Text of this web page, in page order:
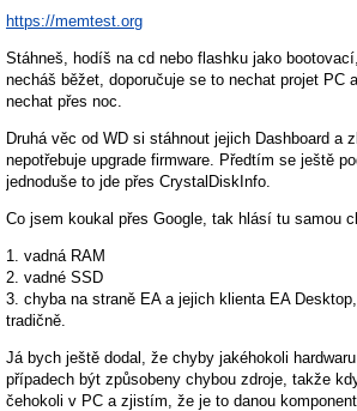
https://memtest.org
Stáhneš, hodíš na cd nebo flashku jako
necháš běžet, doporučuje se to nechat projet PC
nechat přes noc.
Druhá věc od WD si stáhnout jejich Dashboard a
nepotřebuje upgrade firmware. Předtím se ještě
jednoduše to jde přes CrystalDiskInfo.
Co jsem koukal přes Google, tak hlásí tu samou
1. vadná RAM
2. vadné SSD
3. chyba na straně EA a jejich klienta EA
tradičně.
Já bych ještě dodal, že chyby jakéhokoli
případech být způsobeny chybou zdroje, takže
čehokoli v PC a zjistím, že je to danou